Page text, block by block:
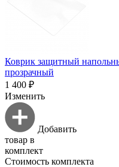
Коврик защитный
прозрачный
1 400 ₽
Изменить
Добавить
товар в
комплект
Стоимость комплекта